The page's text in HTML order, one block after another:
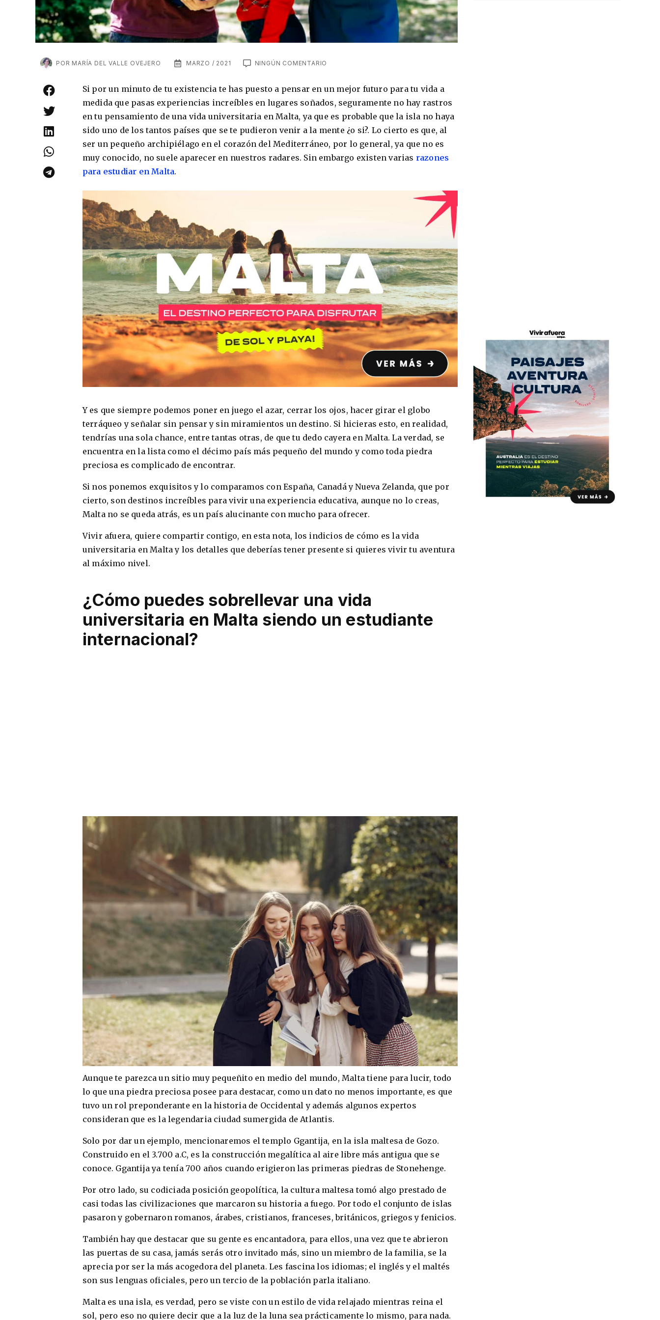
POR MARÍA DEL VALLE OVEJERO MARZO / 2021 NINGÚN COMENTARIO
Si por un minuto de tu existencia te has puesto a pensar en un mejor futuro para tu vida a
medida que pasas experiencias increíbles en lugares soñados, seguramente no hay rastros
en tu pensamiento de una vida universitaria en Malta, ya que es probable que la isla no haya
sido uno de los tantos países que se te pudieron venir a la mente ¿o si?. Lo cierto es que, al
ser un pequeño archipiélago en el corazón del Mediterráneo, por lo general, ya que no es
muy conocido, no suele aparecer en nuestros radares. Sin embargo existen varias razones
para estudiar en Malta.
Y es que siempre podemos poner en juego el azar, cerrar los ojos, hacer girar el globo
terráqueo y señalar sin pensar y sin miramientos un destino. Si hicieras esto, en realidad,
tendrías una sola chance, entre tantas otras, de que tu dedo cayera en Malta. La verdad, se
encuentra en la lista como el décimo país más pequeño del mundo y como toda piedra
preciosa es complicado de encontrar.
Si nos ponemos exquisitos y lo comparamos con España, Canadá y Nueva Zelanda, que por
cierto, son destinos increíbles para vivir una experiencia educativa, aunque no lo creas,
Malta no se queda atrás, es un país alucinante con mucho para ofrecer.
Vivir afuera, quiere compartir contigo, en esta nota, los indicios de cómo es la vida
universitaria en Malta y los detalles que deberías tener presente si quieres vivir tu aventura
al máximo nivel.
¿Cómo puedes sobrellevar una vida
universitaria en Malta siendo un estudiante
internacional?
Aunque te parezca un sitio muy pequeñito en medio del mundo, Malta tiene para lucir, todo
lo que una piedra preciosa posee para destacar, como un dato no menos importante, es que
tuvo un rol preponderante en la historia de Occidental y además algunos expertos
consideran que es la legendaria ciudad sumergida de Atlantis.
Solo por dar un ejemplo, mencionaremos el templo Ggantija, en la isla maltesa de Gozo.
Construido en el 3.700 a.C, es la construcción megalítica al aire libre más antigua que se
conoce. Ggantija ya tenía 700 años cuando erigieron las primeras piedras de Stonehenge.
Por otro lado, su codiciada posición geopolítica, la cultura maltesa tomó algo prestado de
casi todas las civilizaciones que marcaron su historia a fuego. Por todo el conjunto de islas
pasaron y gobernaron romanos, árabes, cristianos, franceses, británicos, griegos y fenicios.
También hay que destacar que su gente es encantadora, para ellos, una vez que te abrieron
las puertas de su casa, jamás serás otro invitado más, sino un miembro de la familia, se la
aprecia por ser la más acogedora del planeta. Les fascina los idiomas; el inglés y el maltés
son sus lenguas oficiales, pero un tercio de la población parla italiano.
Malta es una isla, es verdad, pero se viste con un estilo de vida relajado mientras reina el
sol, pero eso no quiere decir que a la luz de la luna sea prácticamente lo mismo, para nada.